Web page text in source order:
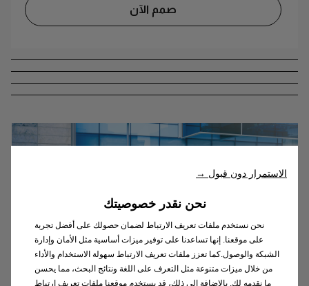
صمم الآن
الاستمرار دون قبول →
نحن نقدر خصوصيتك
نحن نستخدم ملفات تعريف الارتباط لضمان حصولك على أفضل تجربة
على موقعنا. إنها تساعدنا على توفير ميزات أساسية مثل الأمان وإدارة
الشبكة والوصول.كما تعزز ملفات تعريف الارتباط سهولة الاستخدام والأداء
من خلال ميزات متنوعة مثل التعرف على اللغة ونتائج البحث، مما يحسن
ما نقدمه لك. بالإضافة إلى ذلك، قد يستخدم موقعنا ملفات تعريف ارتباط